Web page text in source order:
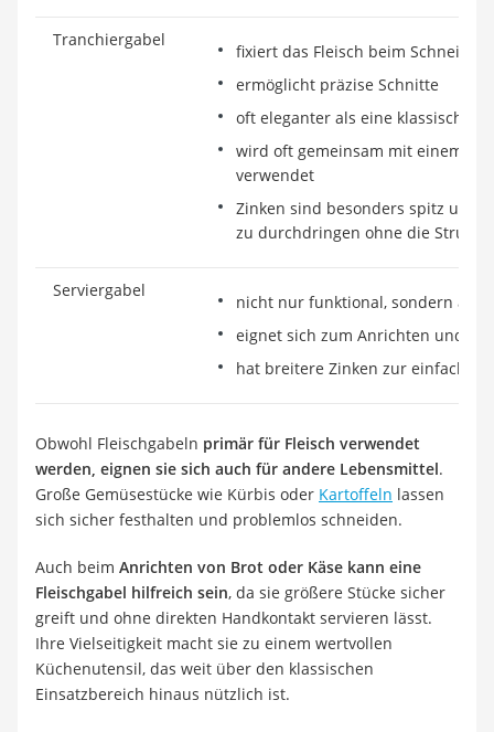
Tranchiergabel
fixiert das Fleisch beim Schneiden
ermöglicht präzise Schnitte
oft eleganter als eine klassische
wird oft gemeinsam mit einem
verwendet
Zinken sind besonders spitz und
zu durchdringen ohne die
Serviergabel
nicht nur funktional, sondern
eignet sich zum Anrichten und
hat breitere Zinken zur
Obwohl Fleischgabeln primär für Fleisch verwendet
werden, eignen sie sich auch für andere Lebensmittel.
Große Gemüsestücke wie Kürbis oder Kartoffeln lassen
sich sicher festhalten und problemlos schneiden.
Auch beim Anrichten von Brot oder Käse kann eine
Fleischgabel hilfreich sein, da sie größere Stücke sicher
greift und ohne direkten Handkontakt servieren lässt.
Ihre Vielseitigkeit macht sie zu einem wertvollen
Küchenutensil, das weit über den klassischen
Einsatzbereich hinaus nützlich ist.